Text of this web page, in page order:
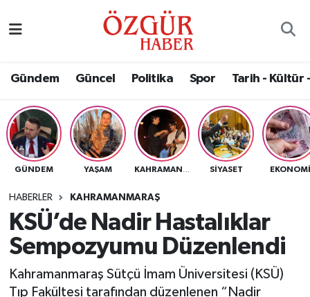
Gündem Güncel Politika Spor Tarih - Kültür
GÜNDEM YAŞAM SIYASET EKONOMI
HABERLER KAHRAMANMARAŞ
KSÜ’de Nadir Hastalıklar
Sempozyumu Düzenlendi
Kahramanmaraş Sütçü İmam Üniversitesi (KSÜ)
Tıp Fakültesi tarafından düzenlenen “Nadir
Eğitim
Ekonomi
Güncel
Gündem
Nöbetçi Eczaneler
Namaz Vakitleri
Trafik Durumu
Süper Lig Puan Durumu ve Fikstür
Tüm Manşetler
Son Dakika Haberleri